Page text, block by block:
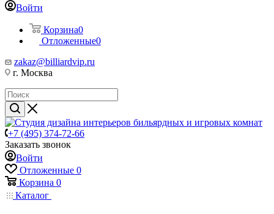
Войти
Корзина0
Отложенные0
zakaz@billiardvip.ru
г. Москва
+7 (495) 374-72-66
Заказать звонок
Войти
Отложенные 0
Корзина 0
Каталог